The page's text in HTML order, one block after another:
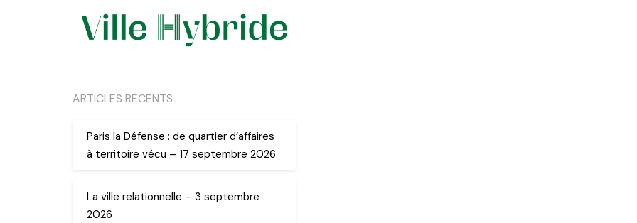
ARTICLES RECENTS
Paris la Défense : de quartier d’affaires
à territoire vécu – 17 septembre 2026
La ville relationnelle – 3 septembre
2026